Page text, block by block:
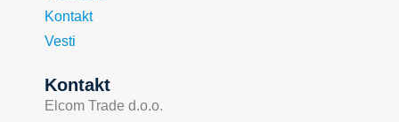
Kontakt
Vesti
Kontakt
Elcom Trade d.o.o.